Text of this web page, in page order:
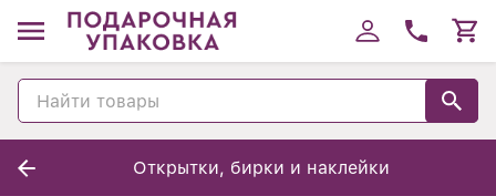
Открытки, бирки и наклейки